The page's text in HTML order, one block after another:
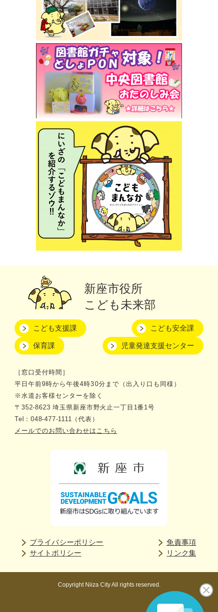
新座市役所
こども未来部
こども支援課
保育課
こども安全課
児童発達支援センター
［窓口受付時間］
平日午前9時から午後4時30分まで（出入り口も同様）
※水道お客様センターを除く
〒352-8623 埼玉県新座市野火止一丁目1番1号
Tel：048-477-1111（代表）
メールでのお問い合わせはこちら
プライバシーポリシー
免責事項
サイトポリシー
リンク集
Copyright Niiza City All rights reserved.